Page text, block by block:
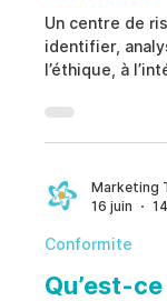
Un centre de
identifier,
l’éthique, à
outils
entreprises
transparence
informations
Marketing
16 juin
Conformite
Qu’est-